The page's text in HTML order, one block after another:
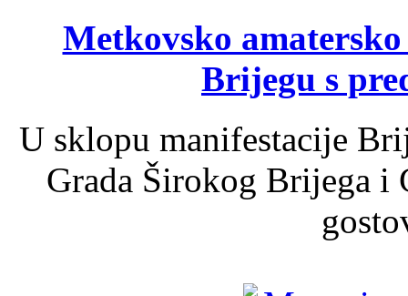
Metkovsko
Brijegu s
U sklopu manifestacije
Grada Širokog Brijega